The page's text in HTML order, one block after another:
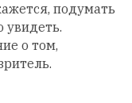
подумать
увидеть.
о том,